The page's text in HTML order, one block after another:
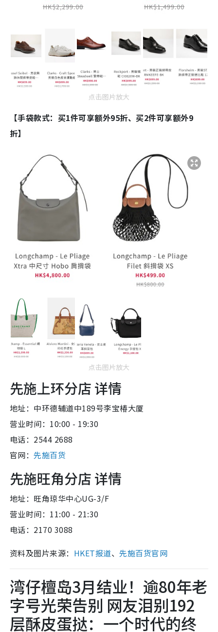
点击图片放大
【手袋款式：买1件可享额外95折、买2件可享额外9
折】
点击图片放大
先施上环分店 详情
地址：中环德辅道中189号李宝椿大厦
营业时间：10:00 - 19:30
电话：2544 2688
官网：先施百货
先施旺角分店 详情
地址：旺角琼华中心UG-3/F
营业时间：11:00 - 21:30
电话：2170 3088
资料及图片来源： HKET报道、先施百货官网
湾仔檀岛3月结业！逾80年老
字号光荣告别 网友泪别192
层酥皮蛋挞：一个时代的终